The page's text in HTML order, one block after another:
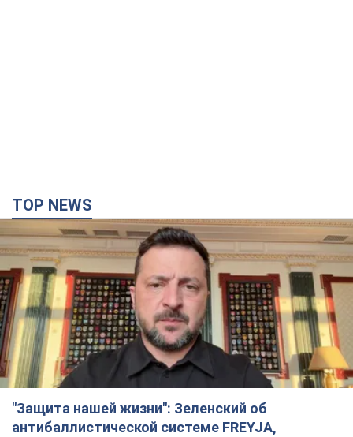
TOP NEWS
"Защита нашей жизни": Зеленский об
антибаллистической системе FREYJA,